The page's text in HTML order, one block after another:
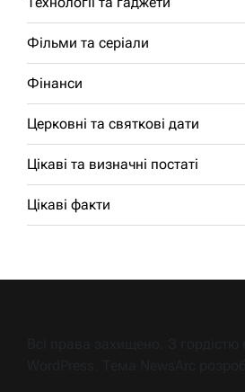
Фільми та серіали
Фінанси
Церковні та святкові дати
Цікаві та визначні постаті
Цікаві факти